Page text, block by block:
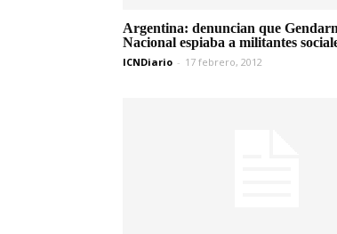
Argentina: denuncian que
Nacional espiaba a militantes
ICNDiario - 17 febrero, 2012